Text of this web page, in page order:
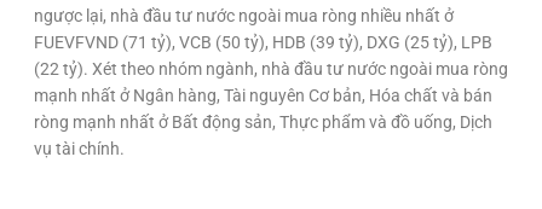
ngược lại, nhà đầu tư nước ngoài mua ròng nhiều nhất ở
FUEVFVND (71 tỷ), VCB (50 tỷ), HDB (39 tỷ), DXG (25 tỷ), LPB
(22 tỷ). Xét theo nhóm ngành, nhà đầu tư nước ngoài mua ròng
mạnh nhất ở Ngân hàng, Tài nguyên Cơ bản, Hóa chất và bán
ròng mạnh nhất ở Bất động sản, Thực phẩm và đồ uống, Dịch
vụ tài chính.